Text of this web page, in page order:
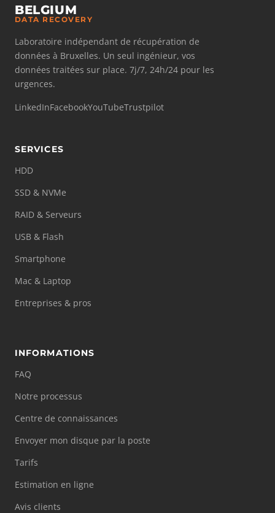
BELGIUM
DATA RECOVERY
Laboratoire indépendant de récupération de
données à Bruxelles. Un seul ingénieur, vos
données traitées sur place. 7j/7, 24h/24 pour les
urgences.
LinkedInFacebookYouTubeTrustpilot
SERVICES
HDD
SSD & NVMe
RAID & Serveurs
USB & Flash
Smartphone
Mac & Laptop
Entreprises & pros
INFORMATIONS
FAQ
Notre processus
Centre de connaissances
Envoyer mon disque par la poste
Tarifs
Estimation en ligne
Avis clients